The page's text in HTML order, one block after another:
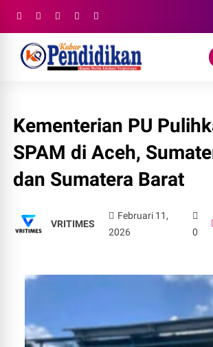
Kementerian PU
SPAM di Aceh,
dan Sumatera Barat
VRITIMES
Februari 11,
2026
0